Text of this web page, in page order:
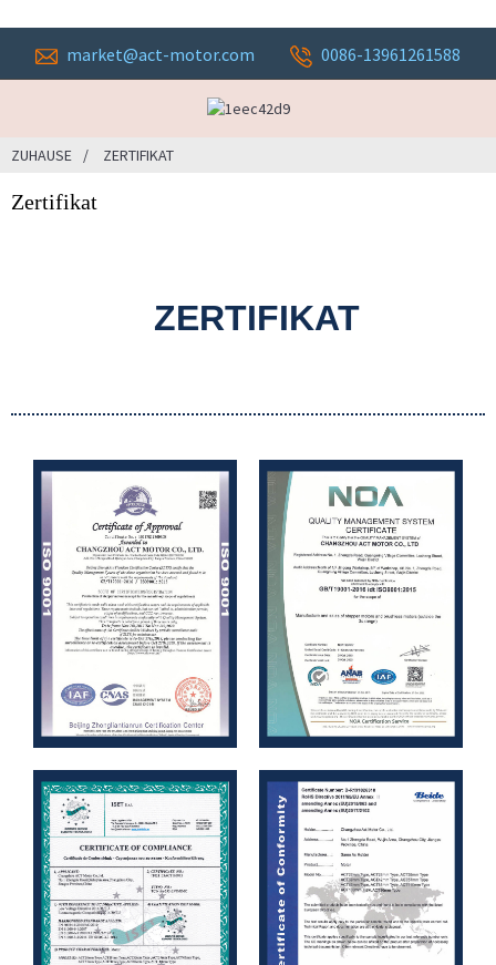
market@act-motor.com 0086-13961261588
ZUHAUSE ZERTIFIKAT
Zertifikat
ZERTIFIKAT